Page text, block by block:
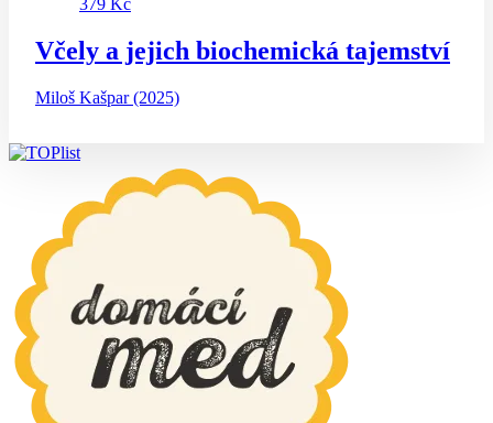
379 Kč
Včely a jejich biochemická tajemství
Miloš Kašpar (2025)